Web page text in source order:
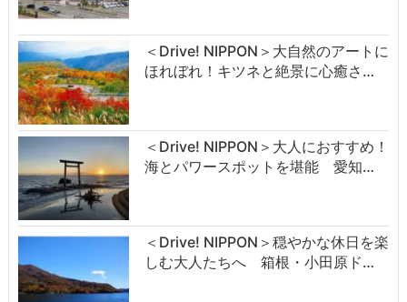
＜Drive! NIPPON＞大自然のアートに
ほれぼれ！キツネと絶景に心癒さ…
＜Drive! NIPPON＞大人におすすめ！
海とパワースポットを堪能 愛知…
＜Drive! NIPPON＞穏やかな休日を楽
しむ大人たちへ 箱根・小田原ド…